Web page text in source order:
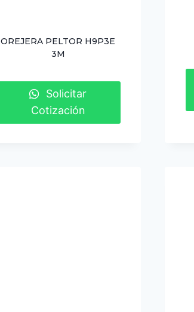
OREJERA PELTOR H9P3E
3M
Solicitar
Cotización